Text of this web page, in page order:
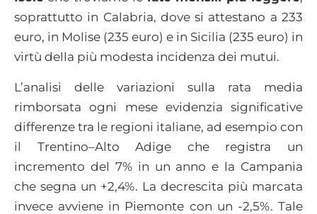
soprattutto in Calabria, dove si attestano a 233
euro, in Molise (235 euro) e in Sicilia (235 euro) in
virtù della più modesta incidenza dei mutui.
L’analisi delle variazioni sulla rata media
rimborsata ogni mese evidenzia significative
differenze tra le regioni italiane, ad esempio con
il Trentino–Alto Adige che registra un
incremento del 7% in un anno e la Campania
che segna un +2,4%. La decrescita più marcata
invece avviene in Piemonte con un -2,5%. Tale